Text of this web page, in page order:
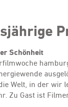
Schönheit
Welt, in der wir
Zu Gast ist